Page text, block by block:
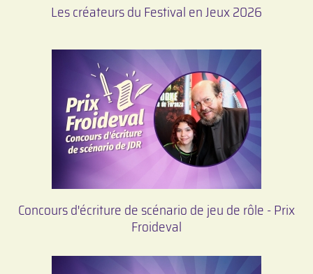
Les créateurs du Festival en Jeux 2026
Concours d'écriture de scénario de jeu de rôle - Prix
Froideval